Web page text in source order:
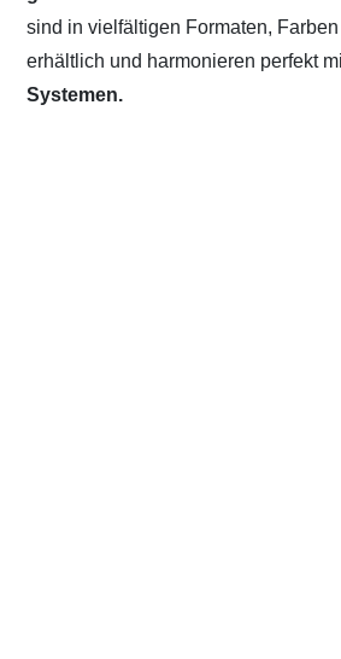
sind in vielfältigen Formaten,
erhältlich und harmonieren perfekt
Systemen.